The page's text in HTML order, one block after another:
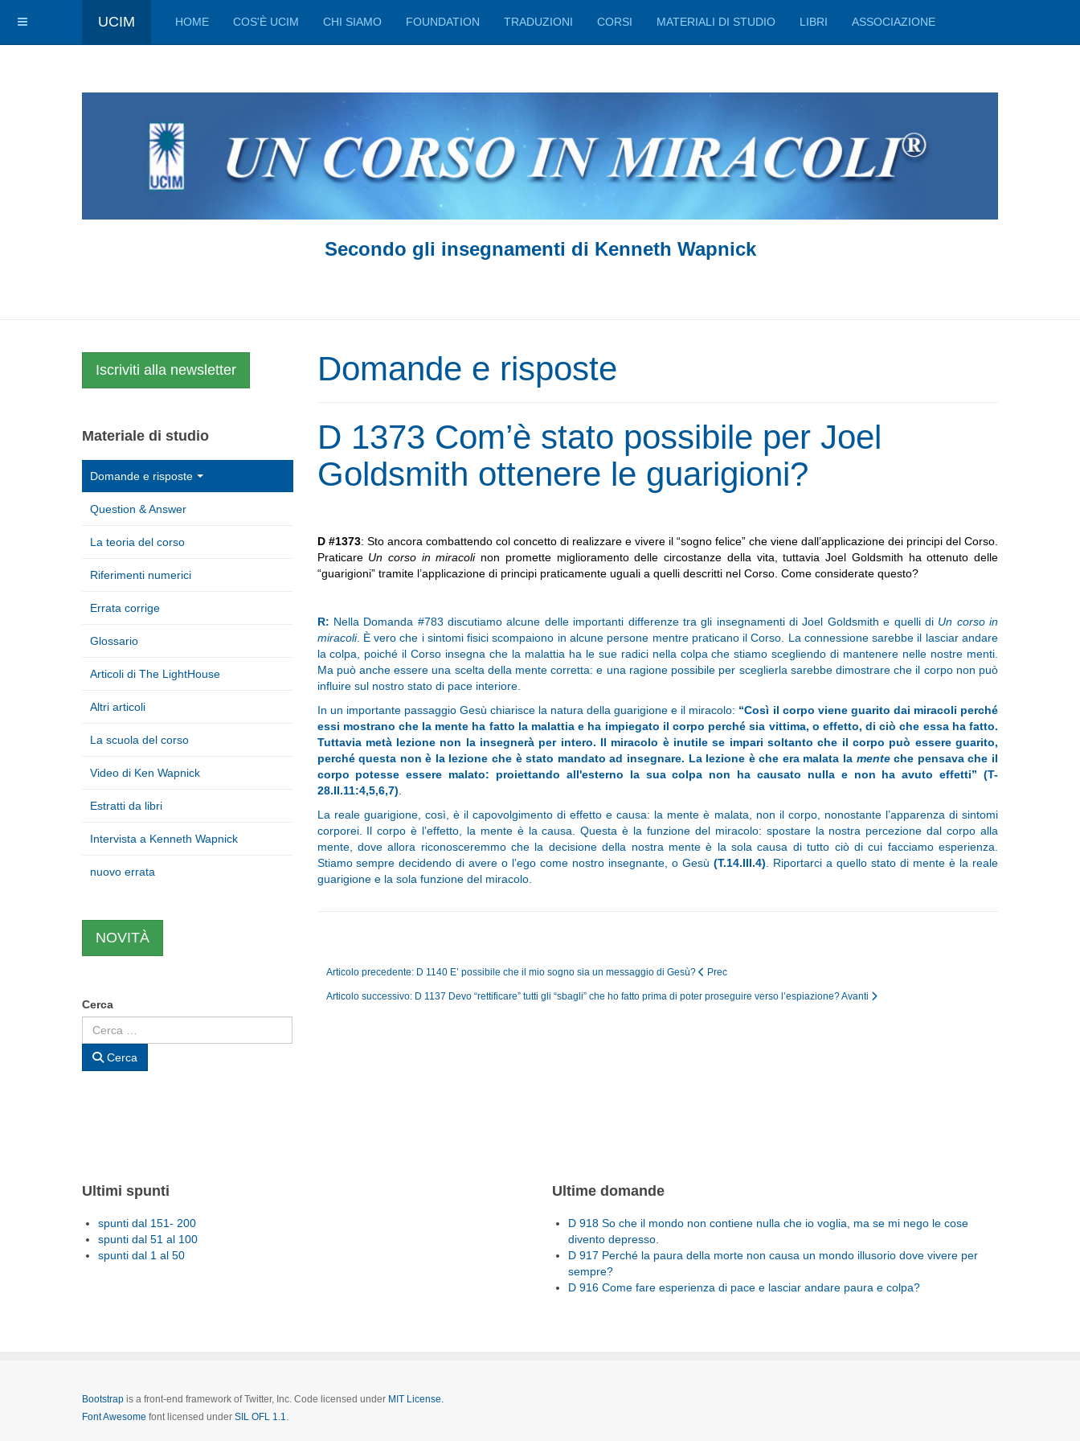
UCIM HOME COS'È UCIM CHI SIAMO FOUNDATION TRADUZIONI CORSI MATERIALI DI STUDIO LIBRI ASSOCIAZIONE
Secondo gli insegnamenti di Kenneth Wapnick
Domande e risposte
D 1373 Com’è stato possibile per Joel
Goldsmith ottenere le guarigioni?
D #1373: Sto ancora combattendo col concetto di realizzare e vivere il “sogno felice” che viene dall’applicazione dei principi del Corso.
Praticare Un corso in miracolinon promette miglioramento delle circostanze della vita, tuttavia Joel Goldsmith ha ottenuto delle
“guarigioni” tramite l’applicazione di principi praticamente uguali a quelli descritti nel Corso. Come considerate questo?
R: Nella Domanda #783 discutiamo alcune delle importanti differenze tra gli insegnamenti di Joel Goldsmith e quelli di Un corso in
miracoli. È vero che i sintomi fisici scompaiono in alcune persone mentre praticano il Corso. La connessione sarebbe il lasciar andare
la colpa, poiché il Corso insegna che la malattia ha le sue radici nella colpa che stiamo scegliendo di mantenere nelle nostre menti.
Ma può anche essere una scelta della mente corretta: e una ragione possibile per sceglierla sarebbe dimostrare che il corpo non può
influire sul nostro stato di pace interiore.
In un importante passaggio Gesù chiarisce la natura della guarigione e il miracolo: “Così il corpo viene guarito dai miracoli perché
essi mostrano che la mente ha fatto la malattia e ha impiegato il corpo perché sia vittima, o effetto, di ciò che essa ha fatto.
Tuttavia metà lezione non la insegnerà per intero. Il miracolo è inutile se impari soltanto che il corpo può essere guarito,
perché questa non è la lezione che è stato mandato ad insegnare. La lezione è che era malata la menteche pensava che il
corpo potesse essere malato: proiettando all'esterno la sua colpa non ha causato nulla e non ha avuto effetti” (T-
28.II.11:4,5,6,7)
La reale guarigione, così, è il capovolgimento di effetto e causa: la mente è malata, non il corpo, nonostante l’apparenza di sintomi
corporei. Il corpo è l’effetto, la mente è la causa. Questa è la funzione del miracolo: spostare la nostra percezione dal corpo alla
mente, dove allora riconosceremmo che la decisione della nostra mente è la sola causa di tutto ciò di cui facciamo esperienza.
Stiamo sempre decidendo di avere o l’ego come nostro insegnante, o Gesù(T.14.III.4) . Riportarci a quello stato di mente è la reale
guarigione e la sola funzione del miracolo.
Articolo precedente: D 1140 E’ possibile che il mio sogno sia un messaggio di Gesù? Prec
Articolo successivo: D 1137 Devo “rettificare” tutti gli “sbagli” che ho fatto prima di poter proseguire verso l’espiazione?Avanti
Iscriviti alla newsletter
Materiale di studio
Domande e risposte
Question & Answer
La teoria del corso
Riferimenti numerici
Errata corrige
Glossario
Articoli di The LightHouse
Altri articoli
La scuola del corso
Video di Ken Wapnick
Estratti da libri
Intervista a Kenneth Wapnick
nuovo errata
NOVITÀ
Cerca
Cerca
Ultimi spunti
spunti dal 151- 200
spunti dal 51 al 100
spunti dal 1 al 50
Ultime domande
D 918 So che il mondo non contiene nulla che io voglia, ma se mi nego le cose
divento depresso.
D 917 Perché la paura della morte non causa un mondo illusorio dove vivere per
sempre?
D 916 Come fare esperienza di pace e lasciar andare paura e colpa?
Bootstrap is a front-end framework of Twitter, Inc. Code licensed under MIT License.
Font Awesome font licensed under SIL OFL 1.1.